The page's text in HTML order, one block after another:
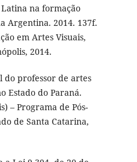
Latina na formação
Argentina. 2014. 137f.
em Artes Visuais,
2014.
do professor de artes
Estado do Paraná.
– Programa de Pós-
de Santa Catarina,